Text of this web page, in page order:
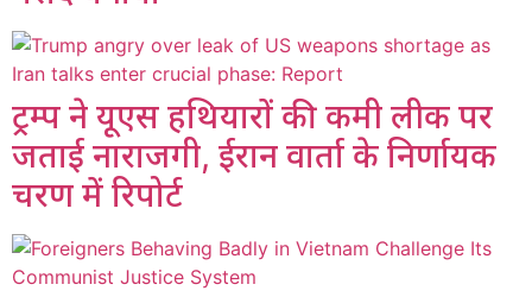
ट्रम्प ने यूएस हथियारों की कमी लीक पर
जताई नाराजगी, ईरान वार्ता के निर्णायक
चरण में रिपोर्ट